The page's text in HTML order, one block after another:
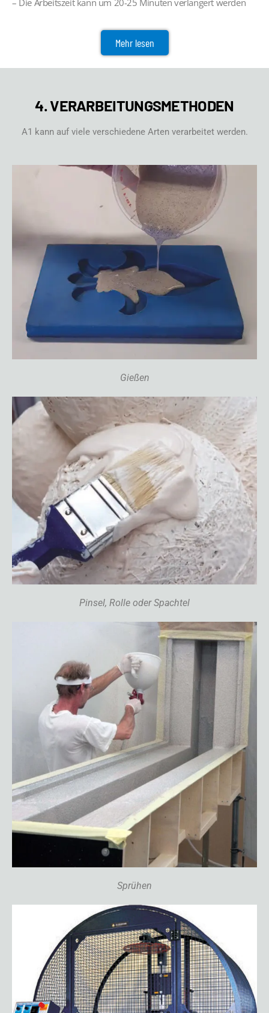
– Die Arbeitszeit kann um 20-25 Minuten verlängert werden
Mehr lesen
4. VERARBEITUNGSMETHODEN
A1 kann auf viele verschiedene Arten verarbeitet werden.
Gießen
Pinsel, Rolle oder Spachtel
Sprühen